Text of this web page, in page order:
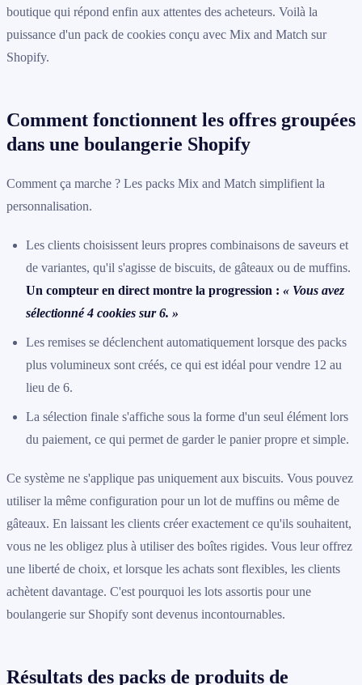
boutique qui répond enfin aux attentes des acheteurs. Voilà la
puissance d'un pack de cookies conçu avec Mix and Match sur
Shopify.
Comment fonctionnent les offres groupées
dans une boulangerie Shopify
Comment ça marche ? Les packs Mix and Match simplifient la
personnalisation.
Les clients choisissent leurs propres combinaisons de saveurs et
de variantes, qu'il s'agisse de biscuits, de gâteaux ou de muffins.
Un compteur en direct montre la progression : « Vous avez
sélectionné 4 cookies sur 6. »
Les remises se déclenchent automatiquement lorsque des packs
plus volumineux sont créés, ce qui est idéal pour vendre 12 au
lieu de 6.
La sélection finale s'affiche sous la forme d'un seul élément lors
du paiement, ce qui permet de garder le panier propre et simple.
Ce système ne s'applique pas uniquement aux biscuits. Vous pouvez
utiliser la même configuration pour un lot de muffins ou même de
gâteaux. En laissant les clients créer exactement ce qu'ils souhaitent,
vous ne les obligez plus à utiliser des boîtes rigides. Vous leur offrez
une liberté de choix, et lorsque les achats sont flexibles, les clients
achètent davantage. C'est pourquoi les lots assortis pour une
boulangerie sur Shopify sont devenus incontournables.
Résultats des packs de produits de